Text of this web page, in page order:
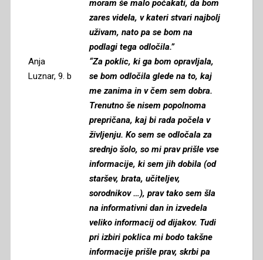
moram še malo počakati, da bom
zares videla, v kateri stvari najbolj
uživam, nato pa se bom na
podlagi tega odločila.”
Anja
Luznar, 9. b
“Za poklic, ki ga bom opravljala,
se bom odločila glede na to, kaj
me zanima in v čem sem dobra.
Trenutno še nisem popolnoma
prepričana, kaj bi rada počela v
življenju. Ko sem se odločala za
srednjo šolo, so mi prav prišle vse
informacije, ki sem jih dobila (od
staršev, brata, učiteljev,
sorodnikov …), prav tako sem šla
na informativni dan in izvedela
veliko informacij od dijakov. Tudi
pri izbiri poklica mi bodo takšne
informacije prišle prav, skrbi pa